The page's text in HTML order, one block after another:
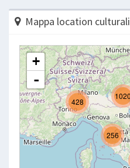
Mappa location culturali